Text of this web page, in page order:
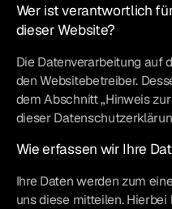
Wer ist verantwortlich
dieser Website?
Die Datenverarbeitung auf
den Websitebetreiber.
dem Abschnitt „Hinweis
dieser
Wie erfassen wir Ihre
Ihre Daten werden zum
uns diese mitteilen. Hierbei